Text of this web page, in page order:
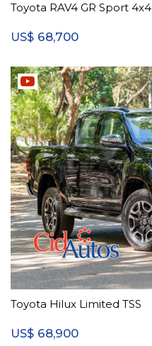
Toyota RAV4 GR Sport 4x4
US$ 68,700
Toyota Hilux Limited TSS
US$ 68,900